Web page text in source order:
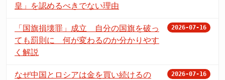
皇」を認めるべきでない理由
「国旗損壊罪」成立 自分の国旗を破っ
ても罰則に 何が変わるのか分かりやす
く解説
2026-07-16
なぜ中国とロシアは金を買い続けるの
2026-07-16